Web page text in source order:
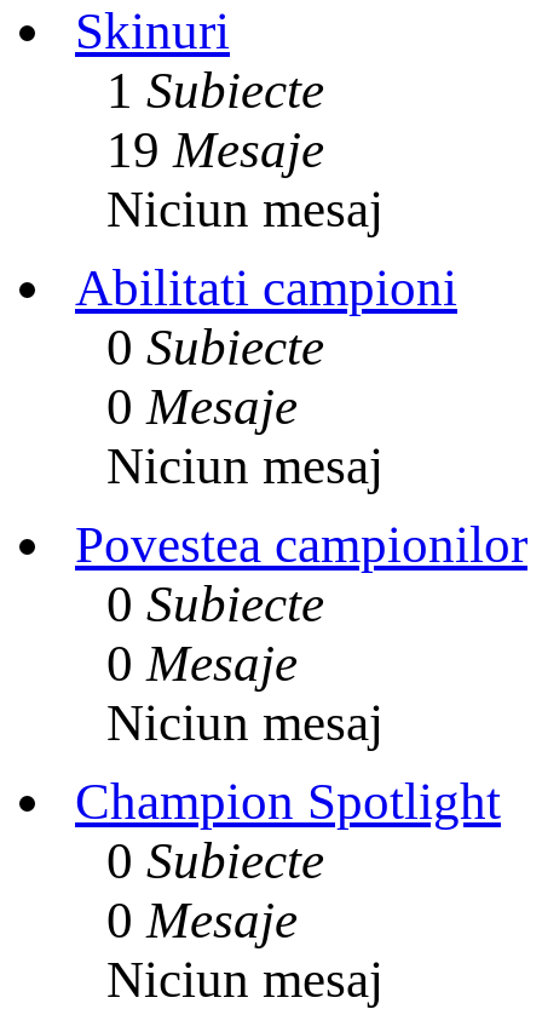
Skinuri
1 Subiecte
19 Mesaje
Niciun mesaj
Abilitati campioni
0 Subiecte
0 Mesaje
Niciun mesaj
Povestea campionilor
0 Subiecte
0 Mesaje
Niciun mesaj
Champion Spotlight
0 Subiecte
0 Mesaje
Niciun mesaj